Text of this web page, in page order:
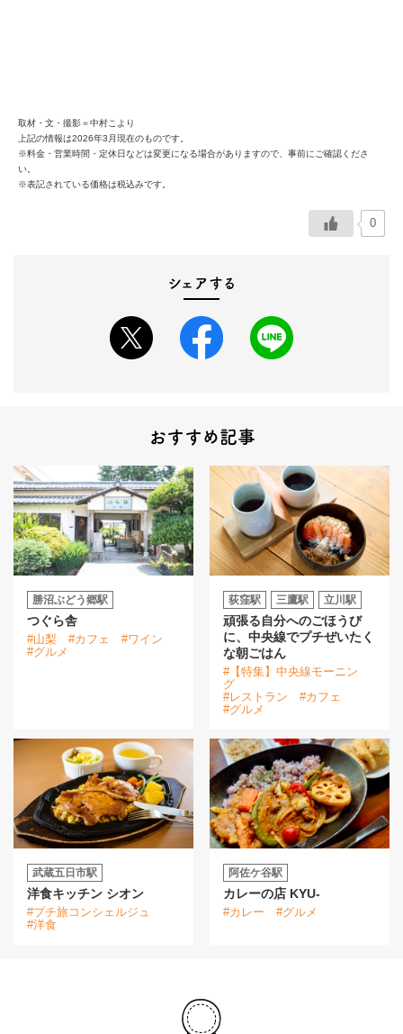
取材・文・撮影＝中村こより
上記の情報は2026年3月現在のものです。
※料金・営業時間・定休日などは変更になる場合がありますので、事前にご確認くださ
い。
※表記されている価格は税込みです。
0
シェアする
おすすめ記事
勝沼ぶどう郷駅
つぐら舎
#山梨 #カフェ
#ワイン
#グルメ
荻窪駅 三鷹駅 立川駅
頑張る自分へのごほうび
に、中央線でプチぜいたく
な朝ごはん
#【特集】中央線モーニン
グ
#レストラン
#カフェ
#グルメ
武蔵五日市駅
洋食キッチン シオン
#プチ旅コンシェルジュ
#洋食
阿佐ケ谷駅
カレーの店 KYU-
#カレー #グルメ